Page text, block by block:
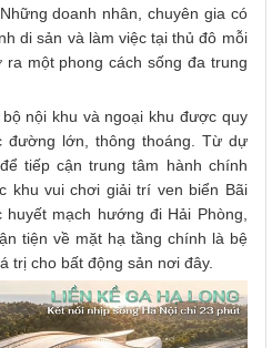
doanh nhân, chuyên gia có
di sản và làm việc tại thủ đô mỗi
một phong cách sống đa trung
nội khu và ngoại khu được quy
đường lớn, thông thoáng. Từ dự
tiếp cận trung tâm hành chính
khu vui chơi giải trí ven biển Bãi
mạch hướng đi Hải Phòng,
tiện về mặt hạ tầng chính là bệ
trị cho bất động sản nơi đây.